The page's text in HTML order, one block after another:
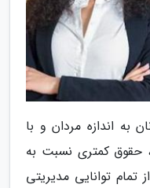
به اندازه مردان و با
حقوق کمتری نسبت به
تمام توانایی مدیریتی